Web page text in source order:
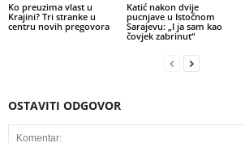
Ko preuzima vlast u
Krajini? Tri stranke u
centru novih pregovora
Katić nakon dvije
pucnjave u Istočnom
Sarajevu: „I ja sam kao
čovjek zabrinut“
OSTAVITI ODGOVOR